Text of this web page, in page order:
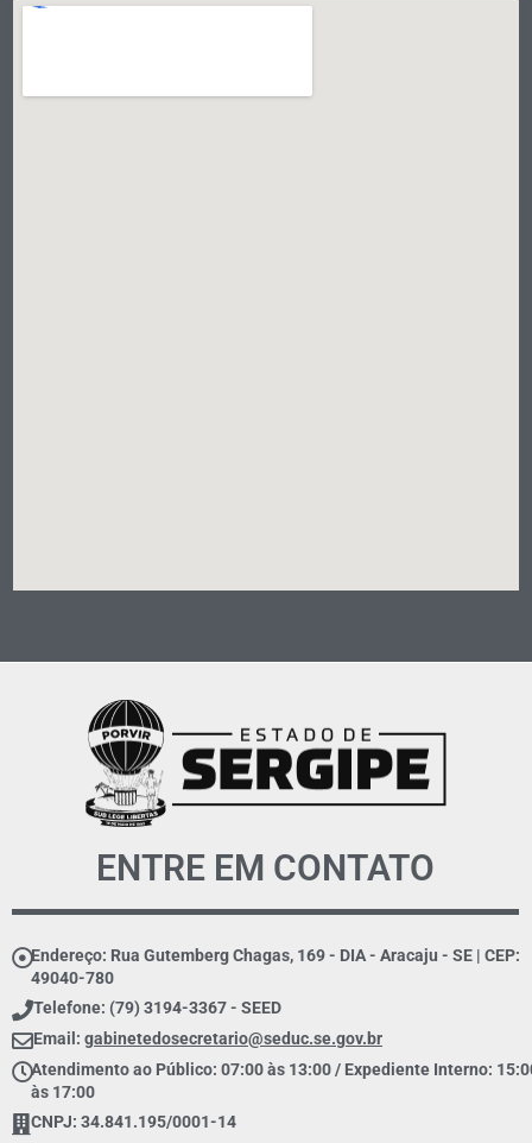
ENTRE EM CONTATO
Endereço: Rua Gutemberg Chagas, 169 - DIA - Aracaju - SE | CEP:
49040-780
Telefone: (79) 3194-3367 - SEED
Email: gabinetedosecretario@seduc.se.gov.br
Atendimento ao Público: 07:00 às 13:00 / Expediente Interno:
às 17:00
CNPJ: 34.841.195/0001-14